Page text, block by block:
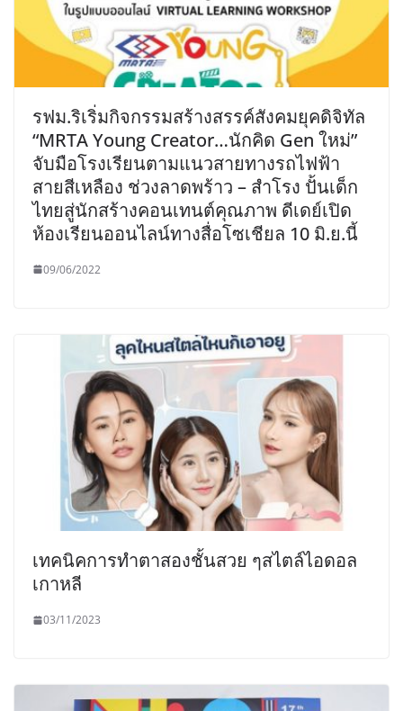
รฟม.ริเริ่มกิจกรรมสร้างสรรค์สังคมยุคดิจิทัล
“MRTA Young Creator…นักคิด Gen ใหม่”
จับมือโรงเรียนตามแนวสายทางรถไฟฟ้า
สายสีเหลือง ช่วงลาดพร้าว – สำโรง ปั้นเด็ก
ไทยสู่นักสร้างคอนเทนต์คุณภาพ ดีเดย์เปิด
ห้องเรียนออนไลน์ทางสื่อโซเชียล 10 มิ.ย.นี้
09/06/2022
เทคนิคการทำตาสองชั้นสวย ๆสไตล์ไอดอล
เกาหลี
03/11/2023